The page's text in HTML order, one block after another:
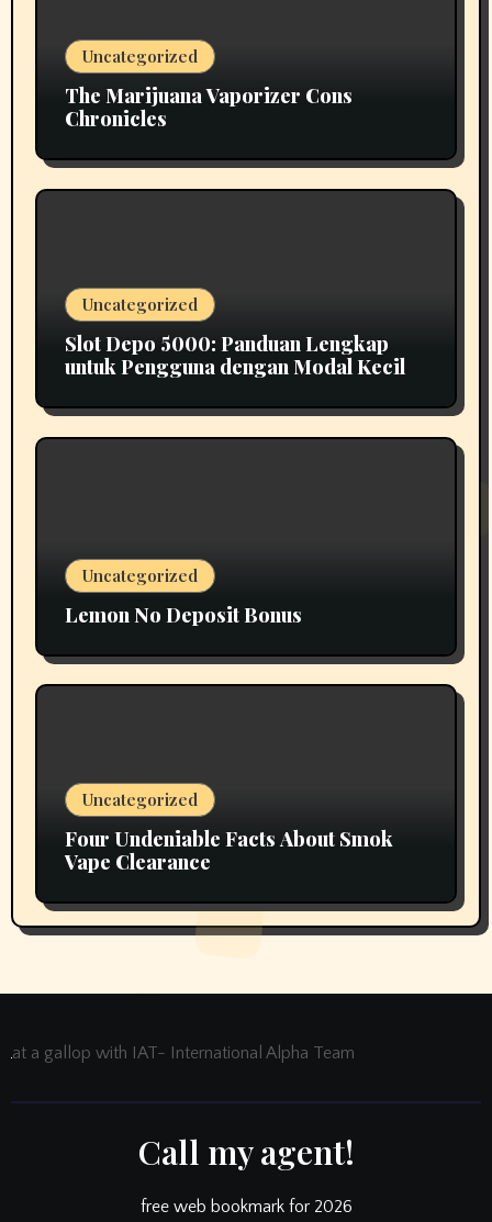
Uncategorized
The Marijuana Vaporizer Cons
Chronicles
Uncategorized
Slot Depo 5000: Panduan Lengkap
untuk Pengguna dengan Modal Kecil
Uncategorized
Lemon No Deposit Bonus
Uncategorized
Four Undeniable Facts About Smok
Vape Clearance
at a gallop with IAT- International Alpha Team
Call my agent!
free web bookmark for 2026